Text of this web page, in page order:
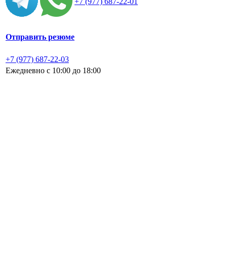
Отправить резюме
+7 (977) 687-22-03
Ежедневно с 10:00 до 18:00